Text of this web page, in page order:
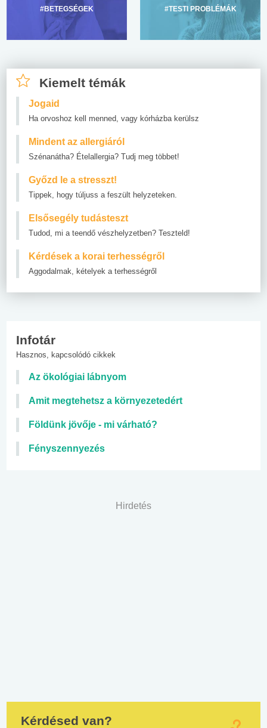
#BETEGSÉGEK #TESTI PROBLÉMÁK
Kiemelt témák
Jogaid
Ha orvoshoz kell menned, vagy kórházba kerülsz
Mindent az allergiáról
Szénanátha? Ételallergia? Tudj meg többet!
Győzd le a stresszt!
Tippek, hogy túljuss a feszült helyzeteken.
Elsősegély tudásteszt
Tudod, mi a teendő vészhelyzetben? Teszteld!
Kérdések a korai terhességről
Aggodalmak, kételyek a terhességről
Infotár
Hasznos, kapcsolódó cikkek
Az ökológiai lábnyom
Amit megtehetsz a környezetedért
Földünk jövője - mi várható?
Fényszennyezés
Hirdetés
Kérdésed van?